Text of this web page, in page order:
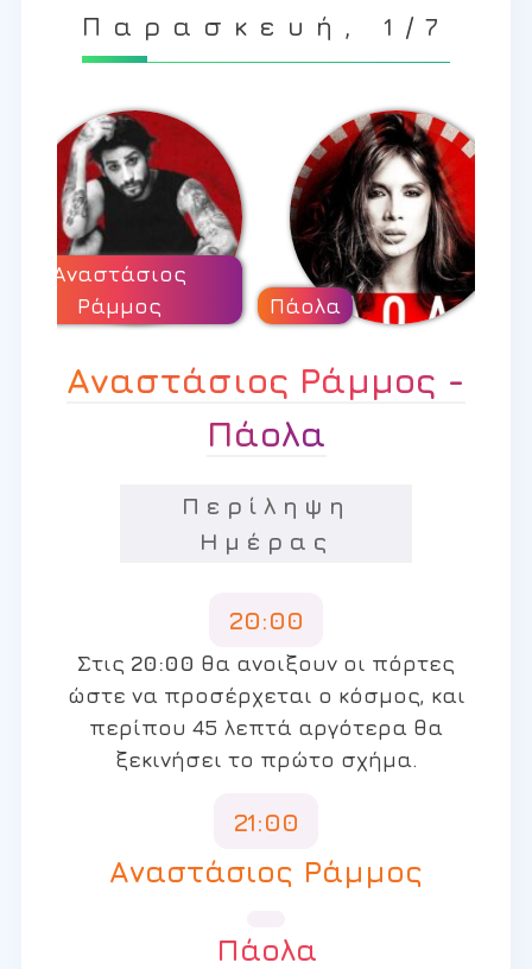
Παρασκευή, 1/7
Αναστάσιος Ράμμος -
Πάολα
Περίληψη
Ημέρας
20:00
Στις 20:00 θα ανοιξουν οι πόρτες
ώστε να προσέρχεται ο κόσμος, και
περίπου 45 λεπτά αργότερα θα
ξεκινήσει το πρώτο σχήμα.
21:00
Αναστάσιος Ράμμος
Πάολα